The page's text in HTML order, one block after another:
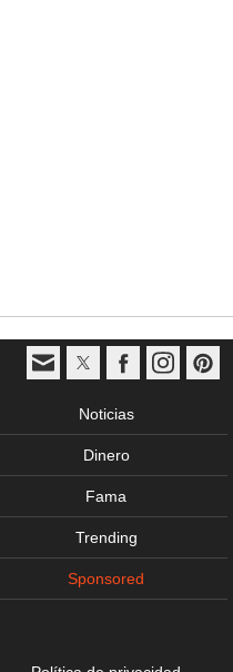
Noticias
Dinero
Fama
Trending
Sponsored